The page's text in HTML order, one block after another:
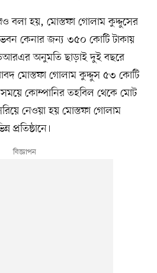
হয়, মোস্তফা গোলাম কুদ্দুসের
ভবন কেনার জন্য ৩৫০ কোটি টাকায়
অনুমতি ছাড়াই দুই বছরে
মোস্তফা গোলাম কুদ্দুস ৫৩ কোটি
কোম্পানির তহবিল থেকে মোট
নেওয়া হয় মোস্তফা গোলাম
প্রতিষ্ঠানে।